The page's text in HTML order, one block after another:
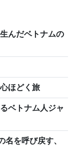
んだベトナムの
ほどく旅
ベトナム人ジャ
名を呼び戻す、